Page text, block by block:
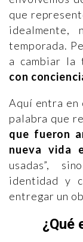
que
idealmente,
temporada.
a cambiar la
con
Aquí entra en
palabra que
que fueron
nueva vida
usadas”,
identidad y
entregar un
¿Qué